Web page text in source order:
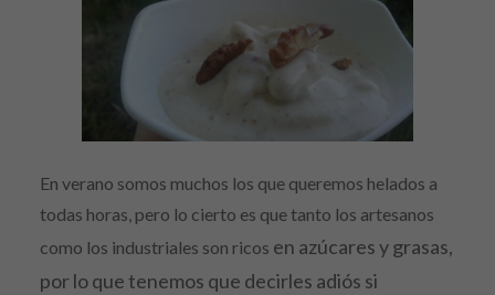
En verano somos muchos los que queremos helados a
todas horas, pero lo cierto es que tanto los artesanos
como los industriales son ricos en azúcares y grasas,
por lo que tenemos que decirles adiós si